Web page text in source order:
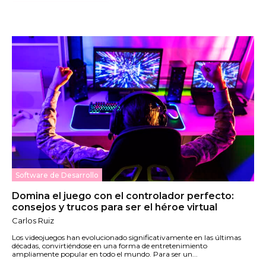
Software de Desarrollo
Domina el juego con el controlador perfecto:
consejos y trucos para ser el héroe virtual
Carlos Ruiz
Los videojuegos han evolucionado significativamente en las últimas
décadas, convirtiéndose en una forma de entretenimiento
ampliamente popular en todo el mundo. Para ser un...